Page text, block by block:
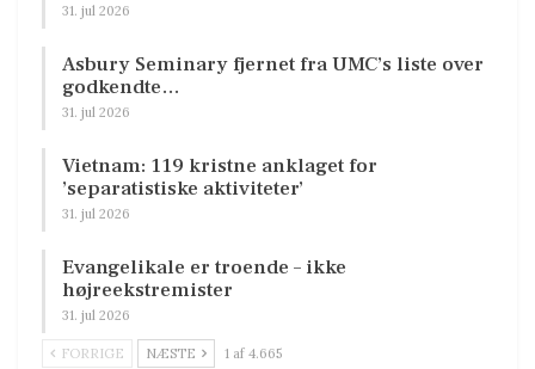
31. jul 2026
Asbury Seminary fjernet fra UMC’s liste over
godkendte…
31. jul 2026
Vietnam: 119 kristne anklaget for
’separatistiske aktiviteter’
31. jul 2026
Evangelikale er troende – ikke
højreekstremister
31. jul 2026
FORRIGE NÆSTE 1 af 4.665